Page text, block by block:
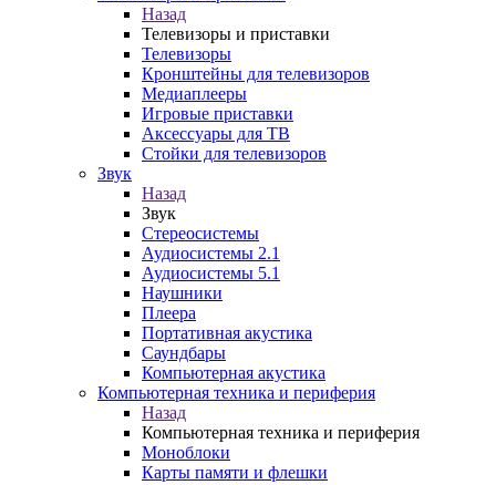
Назад
Телевизоры и приставки
Телевизоры
Кронштейны для телевизоров
Медиаплееры
Игровые приставки
Аксессуары для ТВ
Стойки для телевизоров
Звук
Назад
Звук
Стереосистемы
Аудиосистемы 2.1
Аудиосистемы 5.1
Наушники
Плеера
Портативная акустика
Саундбары
Компьютерная акустика
Компьютерная техника и периферия
Назад
Компьютерная техника и периферия
Моноблоки
Карты памяти и флешки